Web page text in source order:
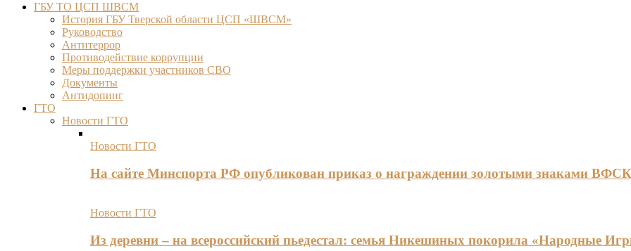
ГБУ ТО ЦСП ШВСМ
История ГБУ Тверской области ЦСП «ШВСМ»
Руководство
Антитеррор
Противодействие коррупции
Меры поддержки участников СВО
Документы
Антидопинг
ГТО
Новости ГТО
Новости ГТО
На сайте Минспорта РФ опубликован приказ о награждении золотыми знаками
Новости ГТО
Из деревни – на всероссийский пьедестал: семья Никешиных покорила «Народные